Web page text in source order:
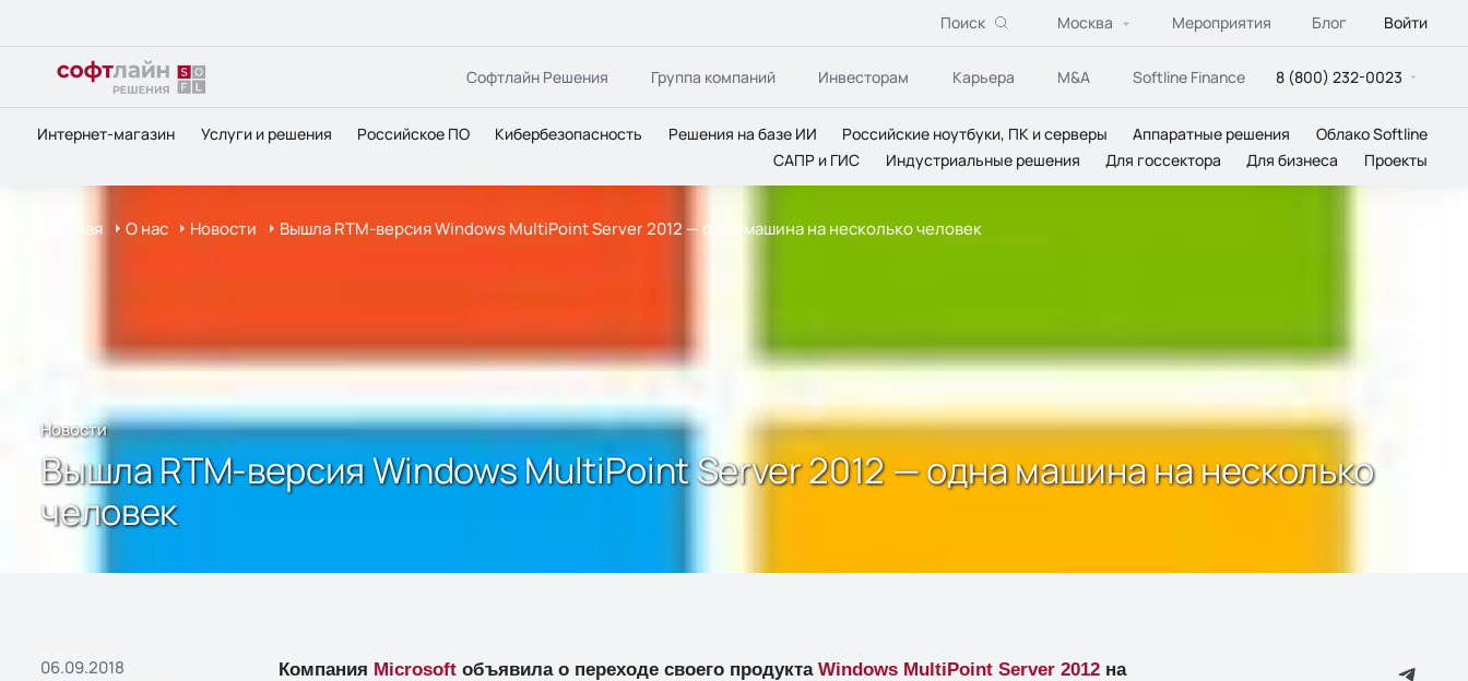
Поиск Москва Мероприятия Блог Войти
Софтлайн Решения Группа компаний Инвесторам Карьера M&A Softline Finance 8 (800) 232-0023
Интернет-магазин Услуги и решения Российское ПО Кибербезопасность Решения на базе ИИ Российские ноутбуки, ПК и серверы Аппаратные решения
Облако Softline
САПР и ГИС
Индустриальные решения Для госсектора Для бизнеса Проекты
Главная О нас Новости Вышла RTM-версия Windows MultiPoint Server 2012 — одна машина на несколько человек
Новости
Вышла RTM-версия Windows MultiPoint Server 2012 — одна машина на несколько
человек
06.09.2018 Компания Microsoftобъявила о переходе своего продукта Windows MultiPoint Server 2012на